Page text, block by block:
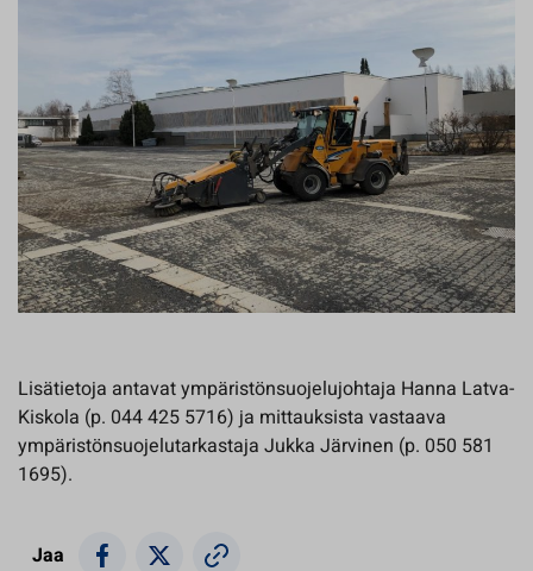
Lisätietoja antavat ympäristönsuojelujohtaja Hanna Latva-
Kiskola (p. 044 425 5716) ja mittauksista vastaava
ympäristönsuojelutarkastaja Jukka Järvinen (p. 050 581
1695).
Jaa